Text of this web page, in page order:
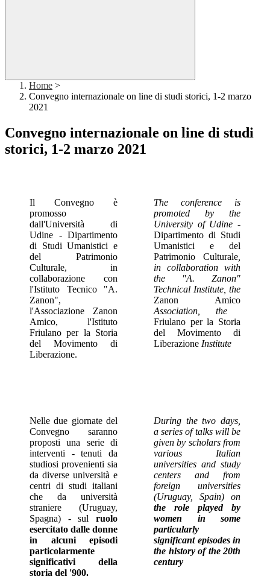
Home >
Convegno internazionale on line di studi storici, 1-2 marzo
2021
Convegno internazionale on line di studi
storici, 1-2 marzo 2021
Il Convegno è
promosso
dall'Università di
Udine - Dipartimento
di Studi Umanistici e
del Patrimonio
Culturale, in
collaborazione con
l'Istituto Tecnico "A.
Zanon",
l'Associazione Zanon
Amico, l'Istituto
Friulano per la Storia
del Movimento di
Liberazione.
The conference is
promoted by the
University of Udine -
Dipartimento di Studi
Umanistici e del
Patrimonio Culturale
in collaboration with
the "A. Zanon"
Technical Institute, the
Zanon Amico
Association, the
Friulano per la Storia
del Movimento di
Liberazione Institute
Nelle due giornate del
Convegno saranno
proposti una serie di
interventi - tenuti da
studiosi provenienti sia
da diverse università e
centri di studi italiani
che da università
straniere (Uruguay,
Spagna) - sul ruolo
esercitato dalle donne
in alcuni episodi
particolarmente
significativi della
storia del '900.
During the two days,
a series of talks will be
given by scholars from
various Italian
universities and study
centers and from
foreign universities
(Uruguay, Spain) on
the role played by
women in some
particularly
significant episodes in
the history of the 20th
century